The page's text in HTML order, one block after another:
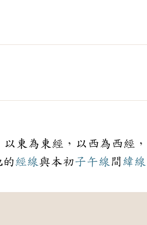
東為東經，以西為西經，
經線與本初子午線 間 緯線